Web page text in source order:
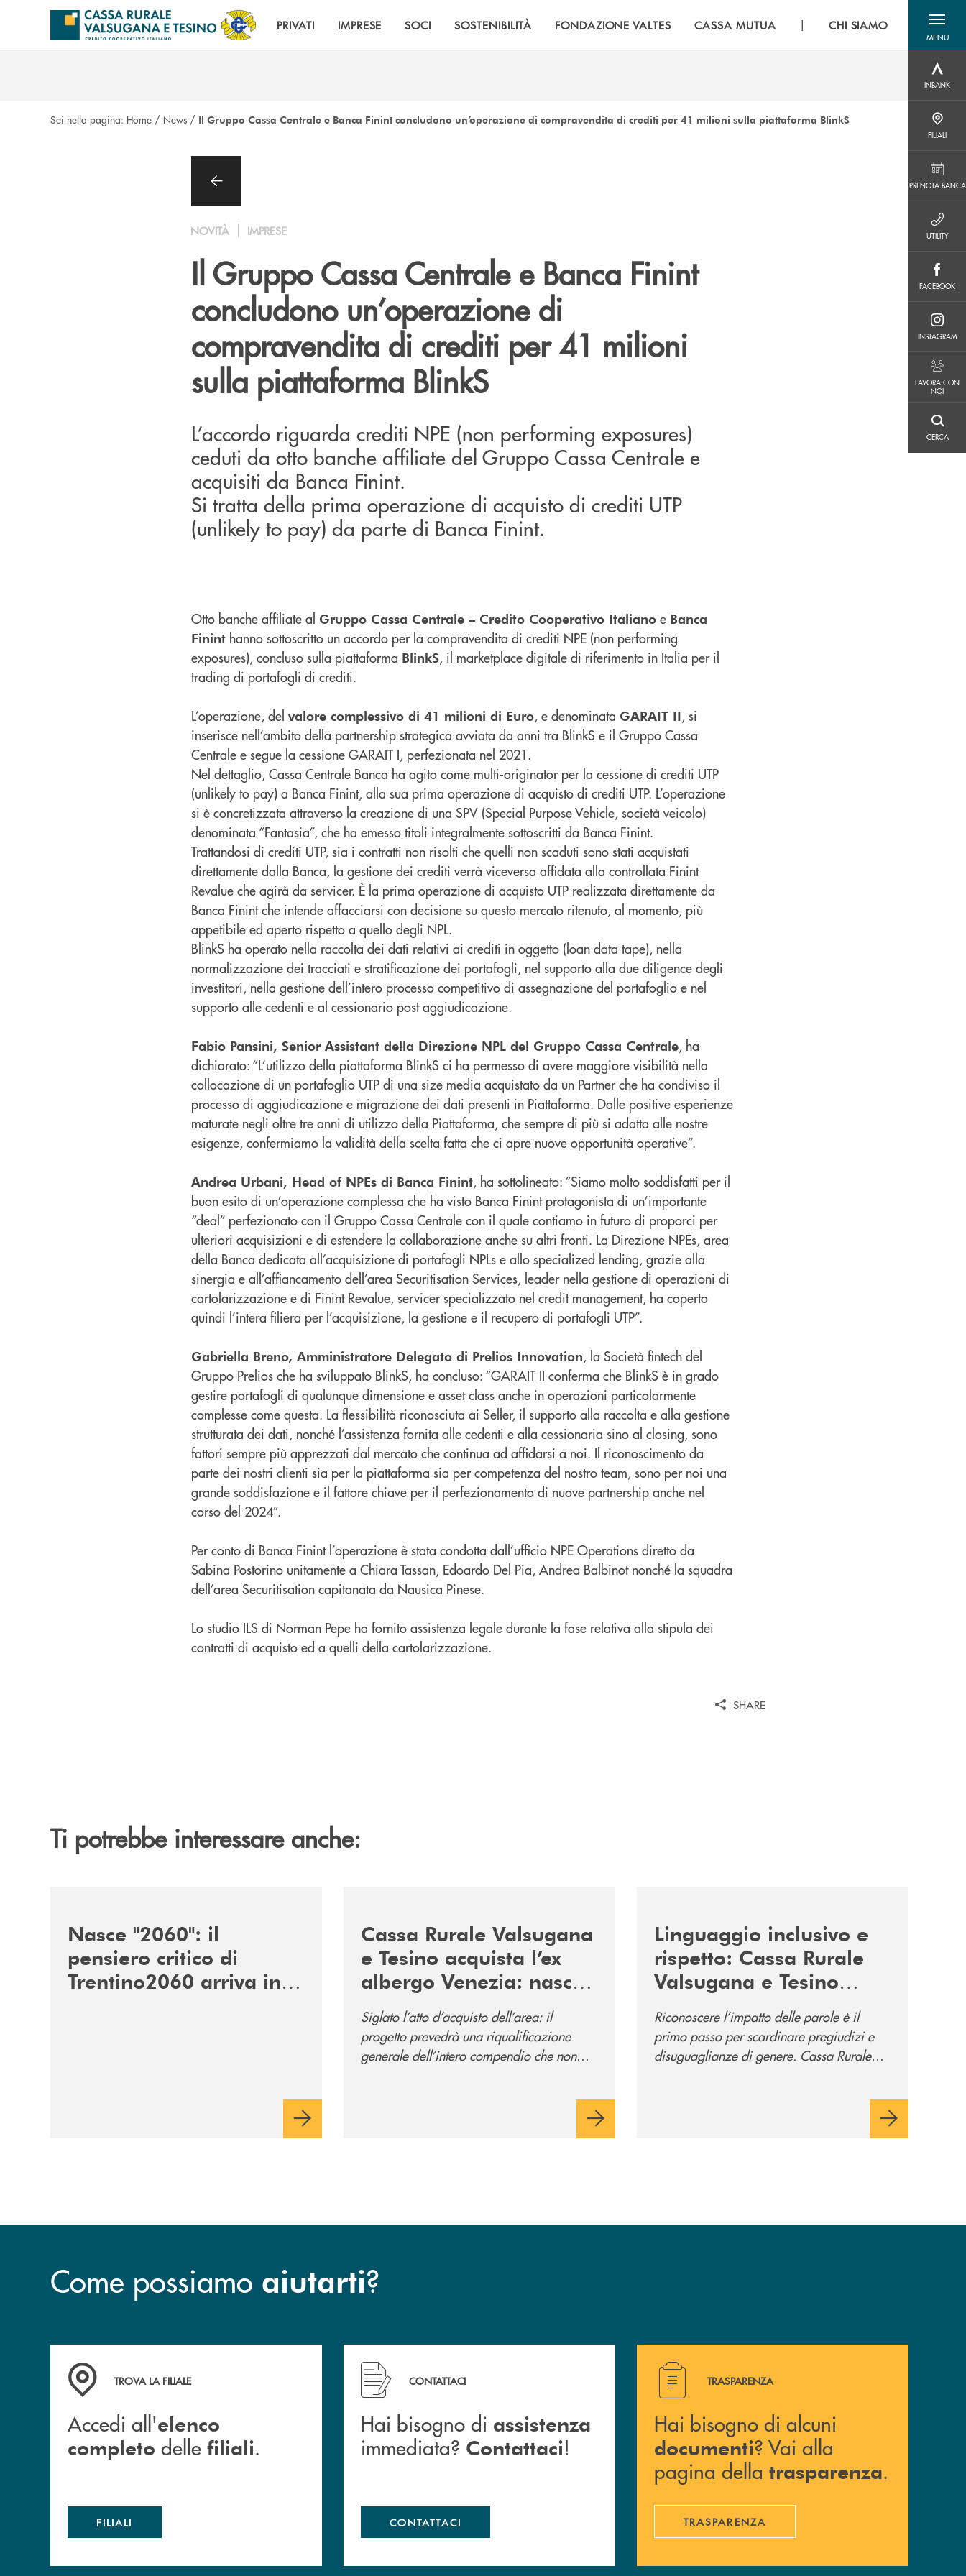
Salta al contenuto principale
PRIVATI IMPRESE SOCI SOSTENIBILITÀ FONDAZIONE VALTES CASSA MUTUA | CHI SIAMO
MENU
menu
INBANK
FILIALI
PRENOTA BANCA
UTILITY
FACEBOOK
INSTAGRAM
LAVORA CON
NOI
CERCA
Sei nella pagina: Home / News / Il Gruppo Cassa Centrale e Banca Finint concludono un’operazione di compravendita di crediti per 41 milioni sulla piattaforma BlinkS
NOVITÀ IMPRESE
Il Gruppo Cassa Centrale e Banca Finint
concludono un’operazione di
compravendita di crediti per 41 milioni
sulla piattaforma BlinkS
L’accordo riguarda crediti NPE (non performing exposures)
ceduti da otto banche affiliate del Gruppo Cassa Centrale e
acquisiti da Banca Finint.
Si tratta della prima operazione di acquisto di crediti UTP
(unlikely to pay) da parte di Banca Finint.
Otto banche affiliate al Gruppo Cassa Centrale – Credito Cooperativo Italiano e Banca
Finint hanno sottoscritto un accordo per la compravendita di crediti NPE (non performing
exposures), concluso sulla piattaforma BlinkS, il marketplace digitale di riferimento in Italia per il
trading di portafogli di crediti.
L’operazione, del valore complessivo di 41 milioni di Euro, e denominata GARAIT II, si
inserisce nell’ambito della partnership strategica avviata da anni tra BlinkS e il Gruppo Cassa
Centrale e segue la cessione GARAIT I, perfezionata nel 2021.
Nel dettaglio, Cassa Centrale Banca ha agito come multi-originator per la cessione di crediti UTP
(unlikely to pay) a Banca Finint, alla sua prima operazione di acquisto di crediti UTP. L’operazione
si è concretizzata attraverso la creazione di una SPV (Special Purpose Vehicle, società veicolo)
denominata “Fantasia”, che ha emesso titoli integralmente sottoscritti da Banca Finint.
Trattandosi di crediti UTP, sia i contratti non risolti che quelli non scaduti sono stati acquistati
direttamente dalla Banca, la gestione dei crediti verrà viceversa affidata alla controllata Finint
Revalue che agirà da servicer. È la prima operazione di acquisto UTP realizzata direttamente da
Banca Finint che intende affacciarsi con decisione su questo mercato ritenuto, al momento, più
appetibile ed aperto rispetto a quello degli NPL.
BlinkS ha operato nella raccolta dei dati relativi ai crediti in oggetto (loan data tape), nella
normalizzazione dei tracciati e stratificazione dei portafogli, nel supporto alla due diligence degli
investitori, nella gestione dell’intero processo competitivo di assegnazione del portafoglio e nel
supporto alle cedenti e al cessionario post aggiudicazione.
Fabio Pansini, Senior Assistant della Direzione NPL del Gruppo Cassa Centrale, ha
dichiarato: “L’utilizzo della piattaforma BlinkS ci ha permesso di avere maggiore visibilità nella
collocazione di un portafoglio UTP di una size media acquistato da un Partner che ha condiviso il
processo di aggiudicazione e migrazione dei dati presenti in Piattaforma. Dalle positive esperienze
maturate negli oltre tre anni di utilizzo della Piattaforma, che sempre di più si adatta alle nostre
esigenze, confermiamo la validità della scelta fatta che ci apre nuove opportunità operative”.
Andrea Urbani, Head of NPEs di Banca Finint, ha sottolineato: “Siamo molto soddisfatti per il
buon esito di un’operazione complessa che ha visto Banca Finint protagonista di un’importante
“deal” perfezionato con il Gruppo Cassa Centrale con il quale contiamo in futuro di proporci per
ulteriori acquisizioni e di estendere la collaborazione anche su altri fronti. La Direzione NPEs, area
della Banca dedicata all’acquisizione di portafogli NPLs e allo specialized lending, grazie alla
sinergia e all’affiancamento dell’area Securitisation Services, leader nella gestione di operazioni di
cartolarizzazione e di Finint Revalue, servicer specializzato nel credit management, ha coperto
quindi l’intera filiera per l’acquisizione, la gestione e il recupero di portafogli UTP”.
Gabriella Breno, Amministratore Delegato di Prelios Innovation, la Società fintech del
Gruppo Prelios che ha sviluppato BlinkS, ha concluso: “GARAIT II conferma che BlinkS è in grado
gestire portafogli di qualunque dimensione e asset class anche in operazioni particolarmente
complesse come questa. La flessibilità riconosciuta ai Seller, il supporto alla raccolta e alla gestione
strutturata dei dati, nonché l’assistenza fornita alle cedenti e alla cessionaria sino al closing, sono
fattori sempre più apprezzati dal mercato che continua ad affidarsi a noi. Il riconoscimento da
parte dei nostri clienti sia per la piattaforma sia per competenza del nostro team, sono per noi una
grande soddisfazione e il fattore chiave per il perfezionamento di nuove partnership anche nel
corso del 2024”.
Per conto di Banca Finint l’operazione è stata condotta dall’ufficio NPE Operations diretto da
Sabina Postorino unitamente a Chiara Tassan, Edoardo Del Pia, Andrea Balbinot nonché la squadra
dell’area Securitisation capitanata da Nausica Pinese.
Lo studio ILS di Norman Pepe ha fornito assistenza legale durante la fase relativa alla stipula dei
contratti di acquisto ed a quelli della cartolarizzazione.
SHARE
Ti potrebbe interessare anche:
Nasce "2060": il
pensiero critico di
Trentino2060 arriva in
Cassa Rurale Valsugana
e Tesino acquista l’ex
albergo Venezia: nasce
il nuovo polo
direzionale della banca
e al servizio della
Siglato l’atto d’acquisto dell’area: il
progetto prevedrà una riqualificazione
generale dell’intero compendio che non
Linguaggio inclusivo e
rispetto: Cassa Rurale
Valsugana e Tesino
promuove la campagna
“Tolleranza Zero”
Riconoscere l’impatto delle parole è il
primo passo per scardinare pregiudizi e
disuguaglianze di genere. Cassa Rurale
valori e influenzi direttamente la comunità
Come possiamo aiutarti?
Accedi all' elenco completo delle filiali .
TROVA LA FILIALE
Accedi all'elenco
completo delle filiali.
FILIALI
Hai bisogno di assistenza immediata? Contattaci !
CONTATTACI
Hai bisogno di assistenza
immediata? Contattaci!
CONTATTACI
Hai bisogno di alcuni documenti ? Vai alla pagina della
TRASPARENZA
Hai bisogno di alcuni
documenti? Vai alla
pagina della trasparenza.
TRASPARENZA